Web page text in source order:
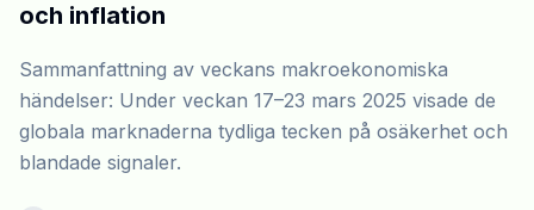
och inflation
Sammanfattning av veckans makroekonomiska
händelser: Under veckan 17–23 mars 2025 visade de
globala marknaderna tydliga tecken på osäkerhet och
blandade signaler.